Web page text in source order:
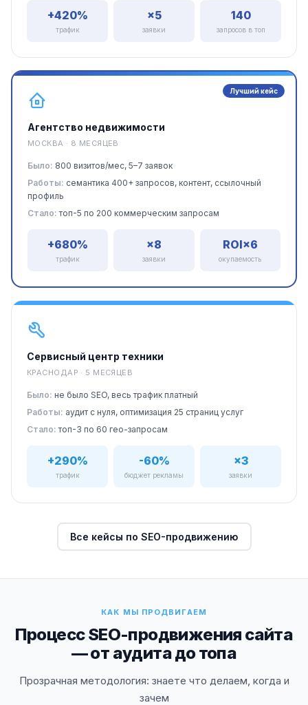
+420%
трафик
×5
заявки
140
запросов в топ
Лучший кейс
Агентство недвижимости
МОСКВА · 8 МЕСЯЦЕВ
Было: 800 визитов/мес, 5–7 заявок
Работы: семантика 400+ запросов, контент, ссылочный
профиль
Стало: топ-5 по 200 коммерческим запросам
+680%
трафик
×8
заявки
ROI×6
окупаемость
Сервисный центр техники
КРАСНОДАР · 5 МЕСЯЦЕВ
Было: не было SEO, весь трафик платный
Работы: аудит с нуля, оптимизация 25 страниц услуг
Стало: топ-3 по 60 гео-запросам
+290%
трафик
-60%
бюджет рекламы
×3
заявки
Все кейсы по SEO-продвижению
КАК МЫ ПРОДВИГАЕМ
Процесс SEO-продвижения сайта
— от аудита до топа
Прозрачная методология: знаете что делаем, когда и
зачем